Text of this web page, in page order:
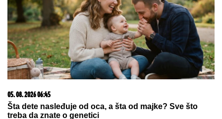
"Roditelji dovedu decu u Dom i više
se NE INTERESUJU ZA NJIH" brigu
o njima preuzimaju MONAHINJE IZ
POMORAVLJA koje su im i OTAC I
MAJKA! Veruje se da ih SVETA
PETKA ČUVA - priča koju svi treba
da znaju